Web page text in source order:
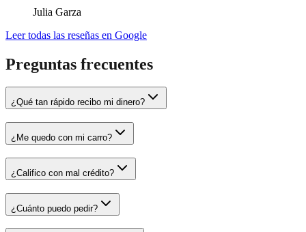
Julia Garza
Leer todas las reseñas en Google
Preguntas frecuentes
¿Qué tan rápido recibo mi dinero?
¿Me quedo con mi carro?
¿Califico con mal crédito?
¿Cuánto puedo pedir?